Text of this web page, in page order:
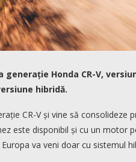
Honda CR-V,
hibridă.
CR-V și vine să consolideze
este disponibil și cu un motor
va veni doar cu sistemul